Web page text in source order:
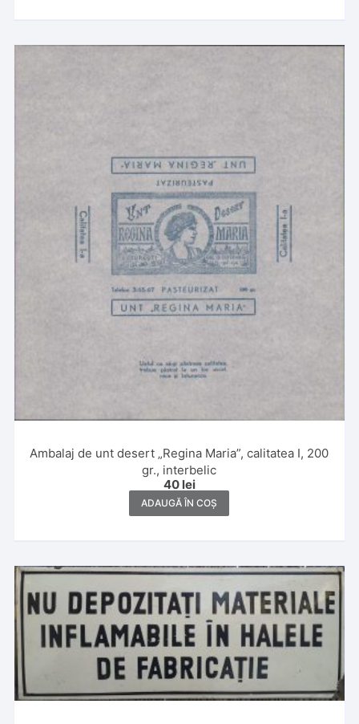
Ambalaj de unt desert „Regina Maria”, calitatea I, 200
gr., interbelic
40 lei
ADAUGĂ ÎN COȘ